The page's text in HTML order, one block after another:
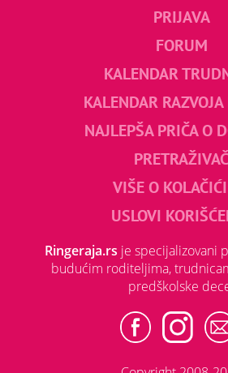
PRIJAVA
FORUM
KALENDAR
KALENDAR RAZVOJA
NAJLEPŠA PRIČA O
PRETRAŽIVAČ
VIŠE O
USLOVI
Ringeraja.rs je specijalizovani
budućim roditeljima,
predškolske